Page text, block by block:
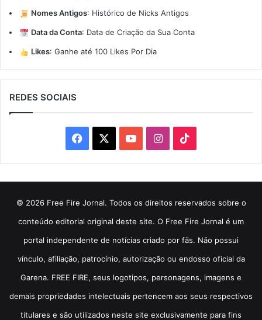
Nomes Antigos: Histórico de Nicks Antigos
Data da Conta: Data de Criação da Sua Conta
Likes: Ganhe até 100 Likes Por Dia
REDES SOCIAIS
Facebook YouTubeInstagram
© 2026 Free Fire Jornal. Todos os direitos reservados sobre o
conteúdo editorial original deste site. O Free Fire Jornal é um
portal independente de notícias criado por fãs. Não possui
vínculo, afiliação, patrocínio, autorização ou endosso oficial da
Garena. FREE FIRE, seus logotipos, personagens, imagens e
demais propriedades intelectuais pertencem aos seus respectivos
titulares e são utilizados neste site exclusivamente para fins